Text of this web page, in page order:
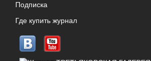
Подписка
Где купить журнал